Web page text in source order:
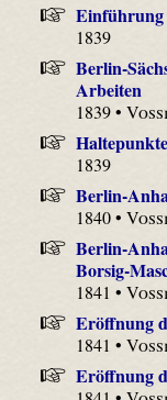
Einführung
1839
Berlin-
Arbeiten
1839 •
1839
Berlin-
1840 •
Berlin-
Borsig-
1841 •
Eröffnung
1841 •
Eröffnung